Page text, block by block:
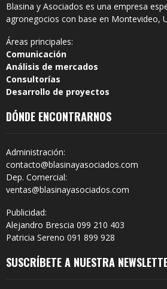
Blasina y Asociados es una empresa
agronegocios con base en Montevideo,
Áreas principales:
Comunicación
Análisis de mercados
Consultorías
Desarrollo de proyectos
DÓNDE ENCONTRARNOS
Administración:
contacto@blasinayasociados.com
Dep. Comercial:
ventas@blasinayasociados.com
Publicidad:
Alejandro Brescia 099 210 403
Patricia Sereno 091 899 928
SUSCRÍBETE A NUESTRA